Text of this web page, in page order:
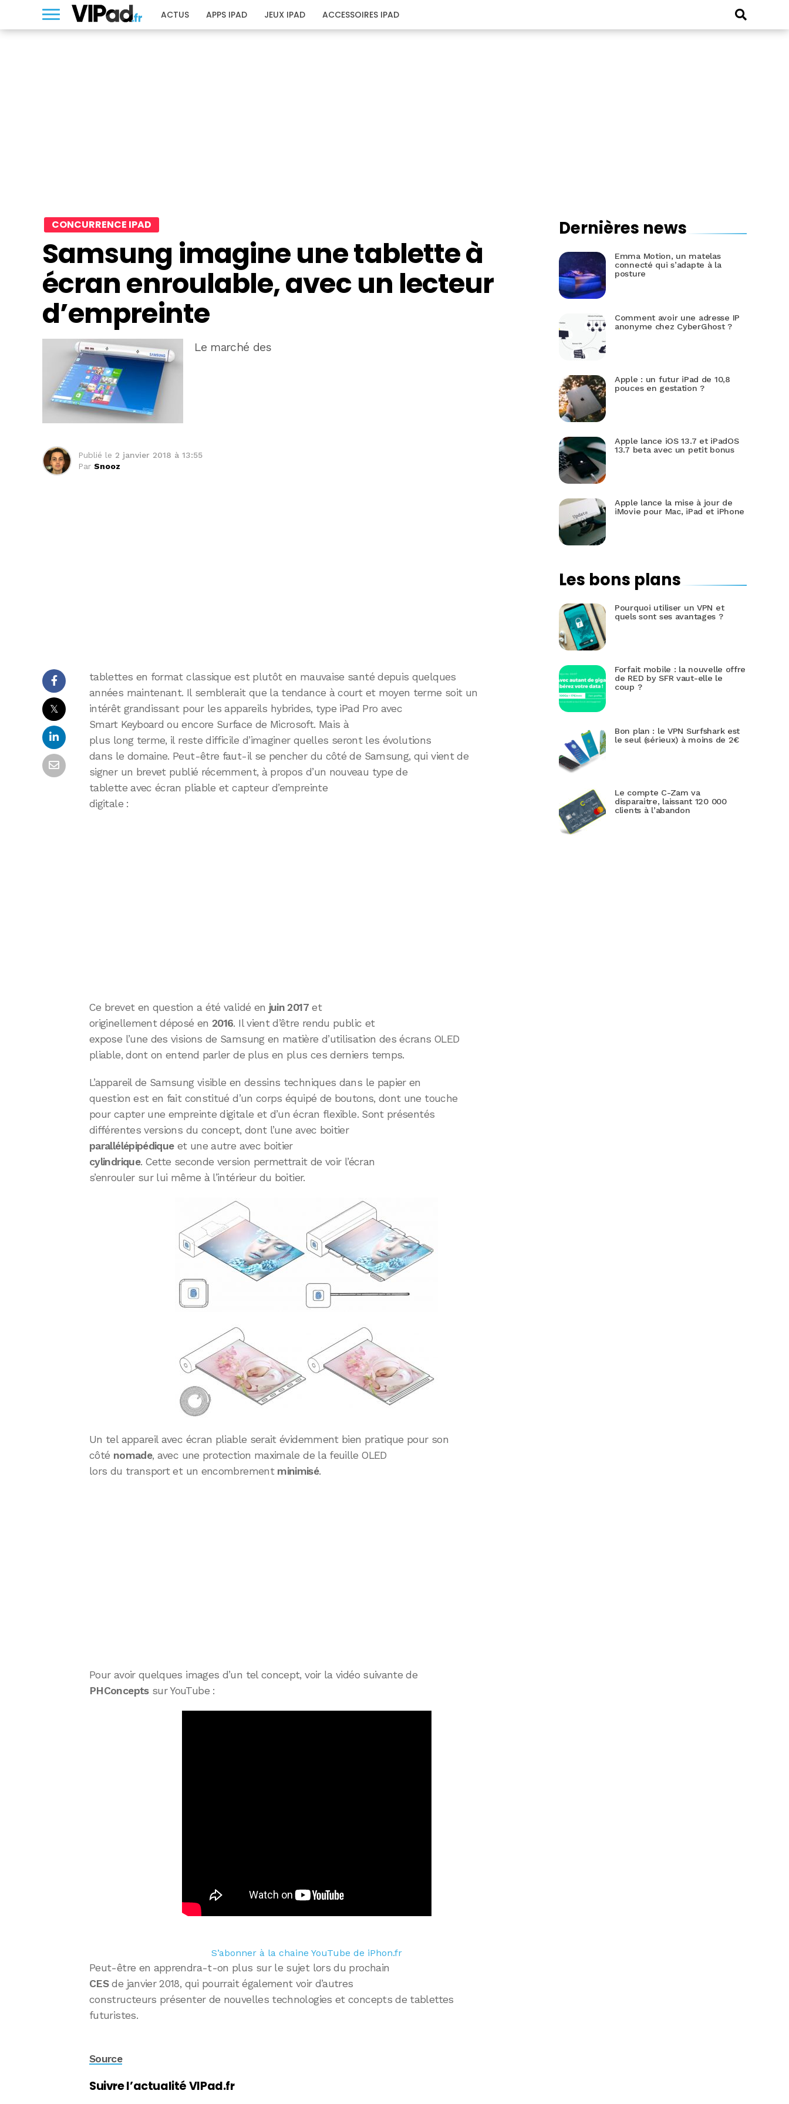
ACTUS APPS IPAD JEUX IPAD ACCESSOIRES IPAD
CONCURRENCE IPAD
Samsung imagine une tablette à
écran enroulable, avec un lecteur
d’empreinte
Le marché des
Publié le 2 janvier 2018 à 13:55
Par Snooz
𝕏
tablettes en format classique est plutôt en mauvaise santé depuis quelques
années maintenant. Il semblerait que la tendance à court et moyen terme soit un
intérêt grandissant pour les appareils hybrides, type iPad Pro avec
Smart Keyboard ou encore Surface de Microsoft. Mais à
plus long terme, il reste difficile d’imaginer quelles seront les évolutions
dans le domaine. Peut-être faut-il se pencher du côté de Samsung, qui vient de
signer un brevet publié récemment, à propos d’un nouveau type de
tablette avec écran pliable et capteur d’empreinte
digitale :
Ce brevet en question a été validé en juin 2017et
originellement déposé en 2016. Il vient d’être rendu public et
expose l’une des visions de Samsung en matière d’utilisation des écrans OLED
pliable, dont on entend parler de plus en plus ces derniers temps.
L’appareil de Samsung visible en dessins techniques dans le papier en
question est en fait constitué d’un corps équipé de boutons, dont une touche
pour capter une empreinte digitale et d’un écran flexible. Sont présentés
différentes versions du concept, dont l’une avec boitier
parallélépipédiqueet une autre avec boitier
cylindrique. Cette seconde version permettrait de voir l’écran
s’enrouler sur lui même à l’intérieur du boitier.
Un tel appareil avec écran pliable serait évidemment bien pratique pour son
côté nomade, avec une protection maximale de la feuille OLED
lors du transport et un encombrement minimisé.
Pour avoir quelques images d’un tel concept, voir la vidéo suivante de
PHConceptssur YouTube :
S’abonner à la chaine YouTube de iPhon.fr
Peut-être en apprendra-t-on plus sur le sujet lors du prochain
CESde janvier 2018, qui pourrait également voir d’autres
constructeurs présenter de nouvelles technologies et concepts de tablettes
futuristes.
Source
Suivre l’actualité VIPad.fr
Dernières news
Emma Motion, un matelas
connecté qui s’adapte à la
posture
Comment avoir une adresse IP
anonyme chez CyberGhost ?
Apple : un futur iPad de 10,8
pouces en gestation ?
Apple lance iOS 13.7 et iPadOS
13.7 beta avec un petit bonus
Apple lance la mise à jour de
iMovie pour Mac, iPad et iPhone
Les bons plans
Pourquoi utiliser un VPN et
quels sont ses avantages ?
Forfait mobile : la nouvelle offre
de RED by SFR vaut-elle le
coup ?
Bon plan : le VPN Surfshark est
le seul (sérieux) à moins de 2€
Le compte C-Zam va
disparaitre, laissant 120 000
clients à l’abandon